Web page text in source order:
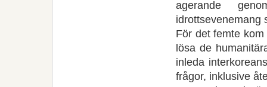
agerande
idrottsevenemang
För det femte
lösa de
inleda
frågor, inklusive